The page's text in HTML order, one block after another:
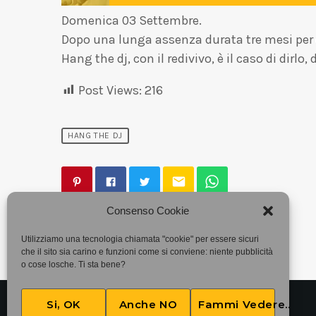
Consenso Cookie
Utilizziamo una tecnologia chiamata "cookie" per essere sicuri
che il sito sia carino e funzioni come si conviene: niente pubblicità
o cose losche. Ti sta bene?
Si, OK Anche NO Fammi Vedere..
Domenica 03 Settembre.
Dopo una lunga assenza durata tre mesi
Hang the dj, con il redivivo, è il caso di
Post Views: 216
HANG THE DJ
email